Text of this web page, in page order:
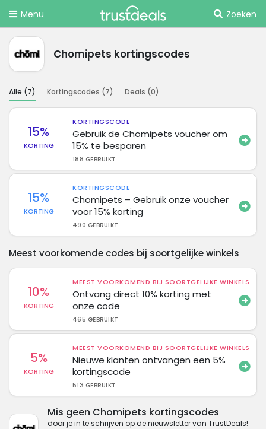
Menu Zoeken
Chomipets kortingscodes
Alle (7) Kortingscodes (7) Deals (0)
15%
KORTING
KORTINGSCODE
Gebruik de Chomipets voucher om
15% te besparen
188 GEBRUIKT
15%
KORTING
KORTINGSCODE
Chomipets – Gebruik onze voucher
voor 15% korting
490 GEBRUIKT
Meest voorkomende codes bij soortgelijke winkels
10%
KORTING
MEEST VOORKOMEND BIJ SOORTGELIJKE WINKELS
Ontvang direct 10% korting met
onze code
465 GEBRUIKT
5%
KORTING
MEEST VOORKOMEND BIJ SOORTGELIJKE WINKELS
Nieuwe klanten ontvangen een 5%
kortingscode
513 GEBRUIKT
Mis geen Chomipets kortingscodes
door je in te schrijven op de nieuwsletter van TrustDeals!